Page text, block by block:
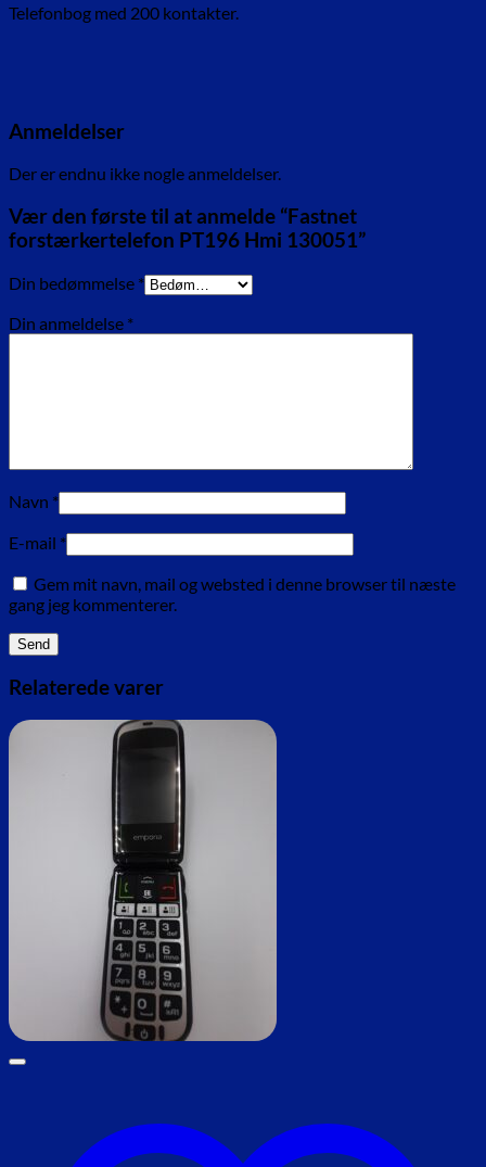
Telefonbog med 200 kontakter.
Anmeldelser
Der er endnu ikke nogle anmeldelser.
Vær den første til at anmelde “Fastnet
forstærkertelefon PT196 Hmi 130051”
Din bedømmelse *
Din anmeldelse *
Navn *
E-mail *
Gem mit navn, mail og websted i denne browser til næste
gang jeg kommenterer.
Relaterede varer